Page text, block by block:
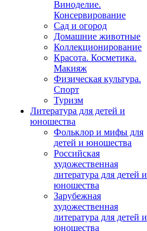
Виноделие.
Консервирование
Сад и огород
Домашние животные
Коллекционирование
Красота. Косметика.
Макияж
Физическая культура.
Спорт
Туризм
Литература для детей и
юношества
Фольклор и мифы для
детей и юношества
Российская
художественная
литература для детей и
юношества
Зарубежная
художественная
литература для детей и
юношества